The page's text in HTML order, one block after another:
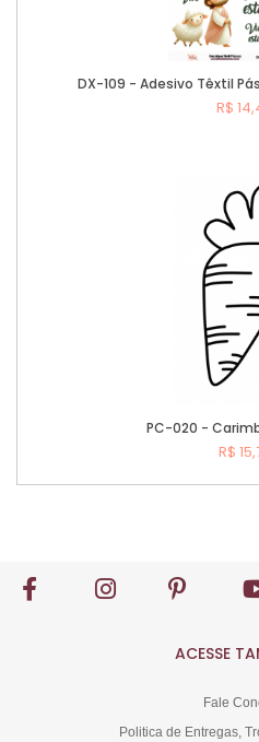
DX-109 - Adesivo Têxtil
R$
PC-020 -
R$
ACESSE
Fale
Politica de Entregas,